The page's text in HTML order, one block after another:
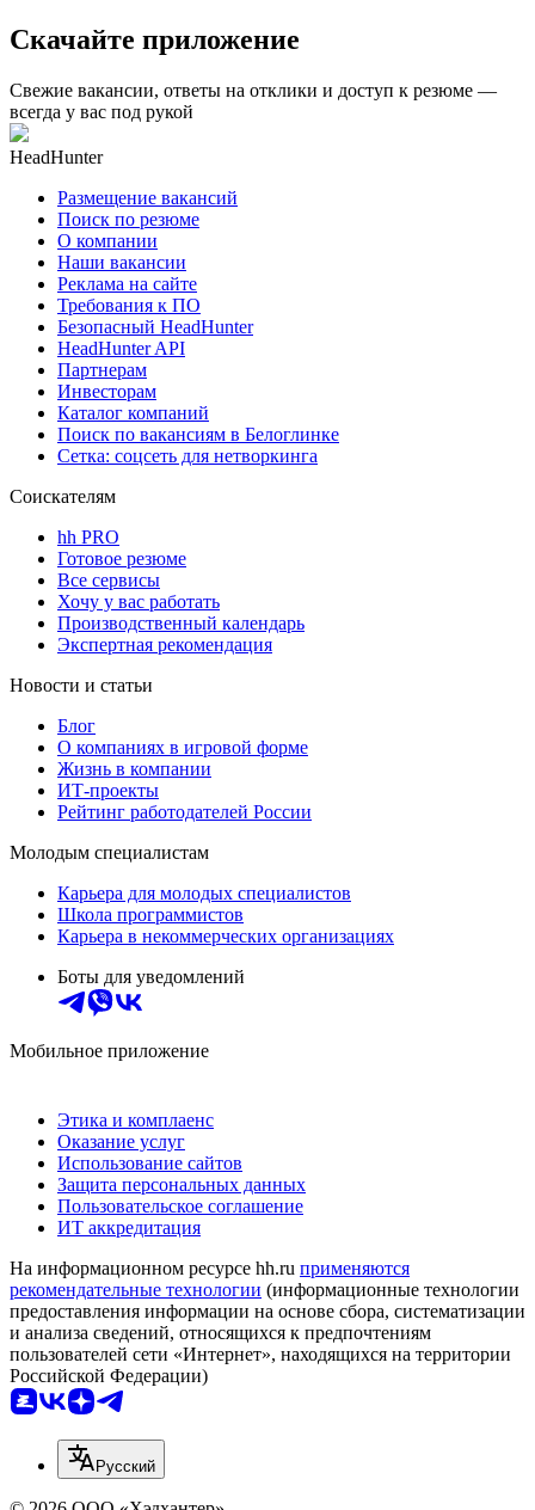
Скачайте приложение
Свежие вакансии, ответы на отклики и доступ к резюме —
всегда у вас под рукой
HeadHunter
Размещение вакансий
Поиск по резюме
О компании
Наши вакансии
Реклама на сайте
Требования к ПО
Безопасный HeadHunter
HeadHunter API
Партнерам
Инвесторам
Каталог компаний
Поиск по вакансиям в Белоглинке
Сетка: соцсеть для нетворкинга
Соискателям
hh PRO
Готовое резюме
Все сервисы
Хочу у вас работать
Производственный календарь
Экспертная рекомендация
Новости и статьи
Блог
О компаниях в игровой форме
Жизнь в компании
ИТ-проекты
Рейтинг работодателей России
Молодым специалистам
Карьера для молодых специалистов
Школа программистов
Карьера в некоммерческих организациях
Боты для уведомлений
Мобильное приложение
Этика и комплаенс
Оказание услуг
Использование сайтов
Защита персональных данных
Пользовательское соглашение
ИТ аккредитация
На информационном ресурсе hh.ru применяются
рекомендательные технологии (информационные технологии
предоставления информации на основе сбора, систематизации
и анализа сведений, относящихся к предпочтениям
пользователей сети «Интернет», находящихся на территории
Российской Федерации)
Русский